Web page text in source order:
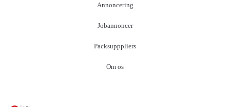
Annoncering
Jobannoncer
Packsupppliers
Om os